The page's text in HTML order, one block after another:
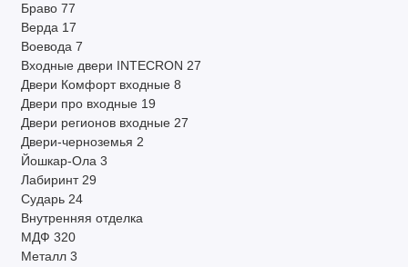
Браво 77
Верда 17
Воевода 7
Входные двери INTECRON 27
Двери Комфорт входные 8
Двери про входные 19
Двери регионов входные 27
Двери-черноземья 2
Йошкар-Ола 3
Лабиринт 29
Сударь 24
Внутренняя отделка
МДФ 320
Металл 3